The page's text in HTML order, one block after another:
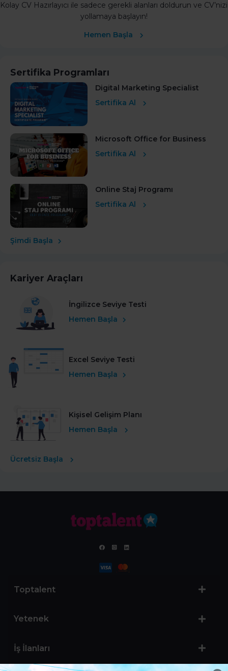
Kolay CV Hazırlayıcı ile sadece gerekli alanları doldurun ve CV’nizi
yollamaya başlayın!
Hemen Başla
Sertifika Programları
Digital Marketing Specialist
Sertifika Al
Microsoft Office for Business
Sertifika Al
Online Staj Programı
Sertifika Al
Şimdi Başla
Kariyer Araçları
İngilizce Seviye Testi
Hemen Başla
Excel Seviye Testi
Hemen Başla
Kişisel Gelişim Planı
Hemen Başla
Ücretsiz Başla
Toptalent
Yetenek
İş İlanları